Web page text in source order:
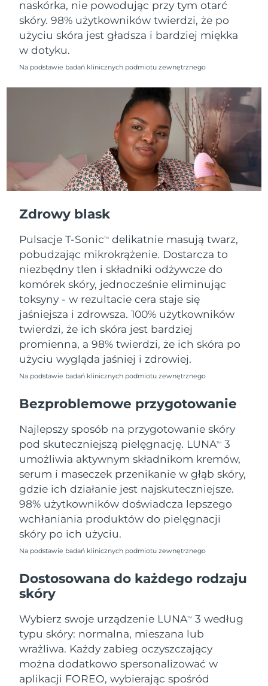
naskórka, nie powodując przy tym otarć
skóry. 98% użytkowników twierdzi, że po
użyciu skóra jest gładsza i bardziej miękka
w dotyku.
Na podstawie badań klinicznych podmiotu zewnętrznego
Zdrowy blask
Pulsacje T-SonicTM
delikatnie masują twarz,
pobudzając mikrokrążenie. Dostarcza to
niezbędny tlen i składniki odżywcze do
komórek skóry, jednocześnie eliminując
toksyny - w rezultacie cera staje się
jaśniejsza i zdrowsza. 100% użytkowników
twierdzi, że ich skóra jest bardziej
promienna, a 98% twierdzi, że ich skóra po
użyciu wygląda jaśniej i zdrowiej.
Na podstawie badań klinicznych podmiotu zewnętrznego
Bezproblemowe przygotowanie
Najlepszy sposób na przygotowanie skóry
pod skuteczniejszą pielęgnację. LUNATM
3
umożliwia aktywnym składnikom kremów,
serum i maseczek przenikanie w głąb skóry,
gdzie ich działanie jest najskuteczniejsze.
98% użytkowników doświadcza lepszego
wchłaniania produktów do pielęgnacji
skóry po ich użyciu.
Na podstawie badań klinicznych podmiotu zewnętrznego
Dostosowana do każdego rodzaju
skóry
Wybierz swoje urządzenie LUNATM
3 według
typu skóry: normalna, mieszana lub
wrażliwa. Każdy zabieg oczyszczający
można dodatkowo spersonalizować w
aplikacji FOREO, wybierając spośród
Południowej Afryki
Oczekiwany czas dostawy
Korea Południowa
Oczekiwany czas dostawy
8/10/26
Oczekiwany czas dostawy
8/10/26
Szwajcaria
Oczekiwany czas dostawy
Tajwan
Oczekiwany czas dostawy
Turcja
Oczekiwany czas dostawy
8/11/26
Zjednoczone Emiraty
Arabskie
Oczekiwany czas dostawy
Wielka Brytania
Oczekiwany czas dostawy
8/10/26
Stany Zjednoczone
Uzbekistan
Oczekiwany czas dostawy
Wietnam
Oczekiwany czas dostawy
8/16/26